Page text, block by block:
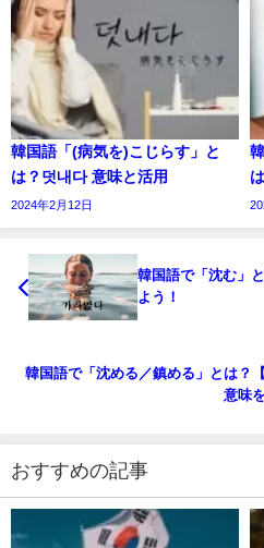
韓国語「(病気を)こじらす」と
は？덧내다 意味と活用
2024年2月12日
韓国語で「沈む」
よう！
韓国語で「沈める／鎮める」とは？
意味
おすすめの記事